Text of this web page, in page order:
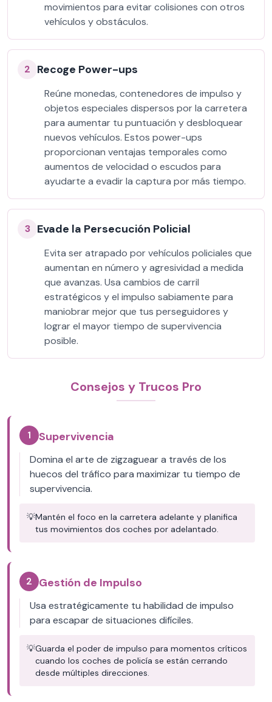
movimientos para evitar colisiones con otros
vehículos y obstáculos.
2 Recoge Power-ups
Reúne monedas, contenedores de impulso y
objetos especiales dispersos por la carretera
para aumentar tu puntuación y desbloquear
nuevos vehículos. Estos power-ups
proporcionan ventajas temporales como
aumentos de velocidad o escudos para
ayudarte a evadir la captura por más tiempo.
3 Evade la Persecución Policial
Evita ser atrapado por vehículos policiales que
aumentan en número y agresividad a medida
que avanzas. Usa cambios de carril
estratégicos y el impulso sabiamente para
maniobrar mejor que tus perseguidores y
lograr el mayor tiempo de supervivencia
posible.
Consejos y Trucos Pro
1 Supervivencia
Domina el arte de zigzaguear a través de los
huecos del tráfico para maximizar tu tiempo de
supervivencia.
💡Mantén el foco en la carretera adelante y planifica
tus movimientos dos coches por adelantado.
2 Gestión de Impulso
Usa estratégicamente tu habilidad de impulso
para escapar de situaciones difíciles.
💡Guarda el poder de impulso para momentos críticos
cuando los coches de policía se están cerrando
desde múltiples direcciones.